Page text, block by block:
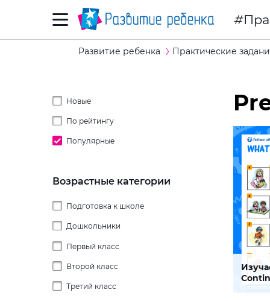
Развитие ребенка Практические
Новые
По рейтингу
Популярные
Возрастные категории
Подготовка к школе
Дошкольники
2 года
3 года
4 года
Первый класс
Второй класс
Третий класс